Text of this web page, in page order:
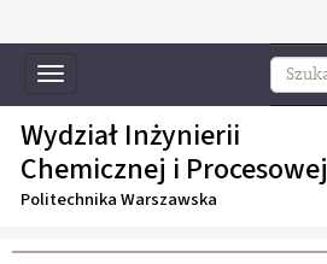
Toggle
navigation
Wydział Inżynierii
Chemicznej i Procesowej
Politechnika Warszawska